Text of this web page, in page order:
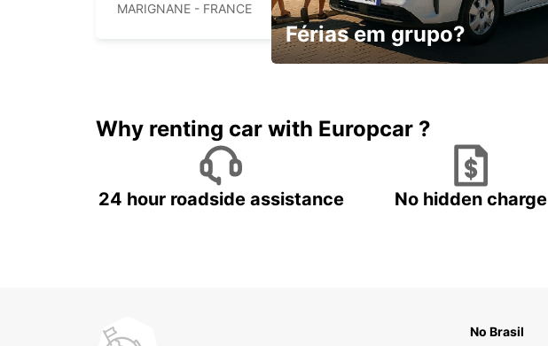
MARIGNANE - FRANCE
Férias em grupo?
Why renting car with Europcar ?
24 hour roadside assistance No hidden charge
No Brasil